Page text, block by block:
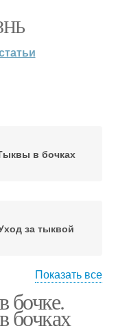
в бочках
за тыквой
в мешках
Показать все
бочке.
бочках